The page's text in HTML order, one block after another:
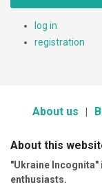
log in
registration
About us
About this
"Ukraine
enthusiasts.